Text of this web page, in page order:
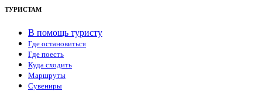
ТУРИСТАМ
В помощь туристу
Где остановиться
Где поесть
Куда сходить
Маршруты
Сувениры